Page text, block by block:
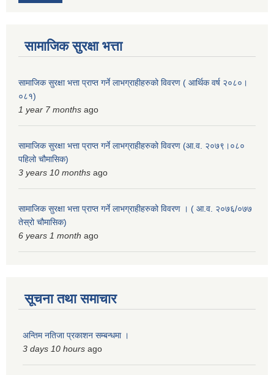
सामाजिक सुरक्षा भत्ता
सामाजिक सुरक्षा भत्ता प्राप्त गर्ने लाभग्राहीहरुको विवरण ( आर्थिक वर्ष २०८०।
०८१)
1 year 7 months ago
सामाजिक सुरक्षा भत्ता प्राप्त गर्ने लाभग्राहीहरुको विवरण (आ.व. २०७९।०८०
पहिलो चौमासिक)
3 years 10 months ago
सामाजिक सुरक्षा भत्ता प्राप्त गर्ने लाभग्राहीहरुको विवरण । ( आ.व. २०७६/०७७
तेस्रो चौमासिक)
6 years 1 month ago
सूचना तथा समाचार
अन्तिम नतिजा प्रकाशन सम्बन्धमा ।
3 days 10 hours ago